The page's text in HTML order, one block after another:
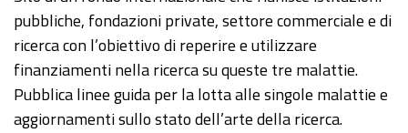
pubbliche, fondazioni private, settore commerciale e di
ricerca con l’obiettivo di reperire e utilizzare
finanziamenti nella ricerca su queste tre malattie.
Pubblica linee guida per la lotta alle singole malattie e
aggiornamenti sullo stato dell’arte della ricerca.